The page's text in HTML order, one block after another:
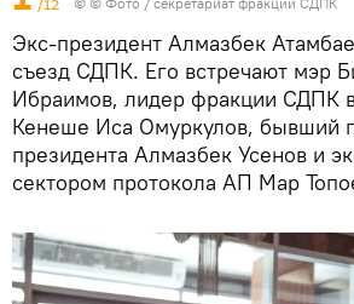
Экс-президент Алмазбек
съезд СДПК. Его встречают мэр
Ибраимов, лидер фракции СДПК
Кенеше Иса Омуркулов, бывший
президента Алмазбек Усенов и
сектором протокола АП Мар